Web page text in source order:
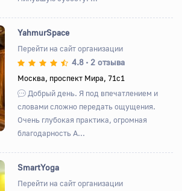
Вперед
YahmurSpace
Перейти на сайт организации
4.8 • 2 отзыва
Москва, проспект Мира, 71с1
Добрый день. Я под впечатлением и
словами сложно передать ощущения.
Очень глубокая практика, огромная
благодарность А...
SmartYoga
Перейти на сайт организации